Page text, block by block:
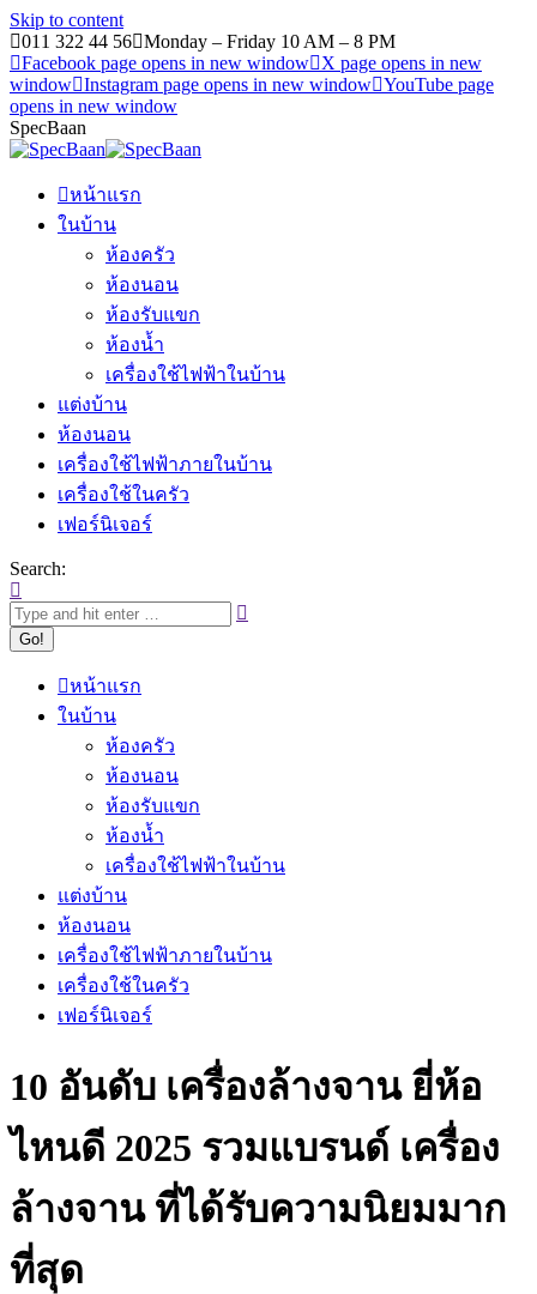
Skip to content
011 322 44 56 Monday – Friday 10 AM – 8 PM
Facebook page opens in new window
X page opens in new
window Instagram page opens in new window YouTube page
opens in new window
SpecBaan
หน้าแรก
ในบ้าน
ห้องครัว
ห้องนอน
ห้องรับแขก
ห้องน้ำ
เครื่องใช้ไฟฟ้าในบ้าน
แต่งบ้าน
ห้องนอน
เครื่องใช้ไฟฟ้าภายในบ้าน
เครื่องใช้ในครัว
เฟอร์นิเจอร์
Search:
หน้าแรก
ในบ้าน
ห้องครัว
ห้องนอน
ห้องรับแขก
ห้องน้ำ
เครื่องใช้ไฟฟ้าในบ้าน
แต่งบ้าน
ห้องนอน
เครื่องใช้ไฟฟ้าภายในบ้าน
เครื่องใช้ในครัว
เฟอร์นิเจอร์
10 อันดับ เครื่องล้างจาน ยี่ห้อ
ไหนดี 2025 รวมแบรนด์ เครื่อง
ล้างจาน ที่ได้รับความนิยมมาก
ที่สุด